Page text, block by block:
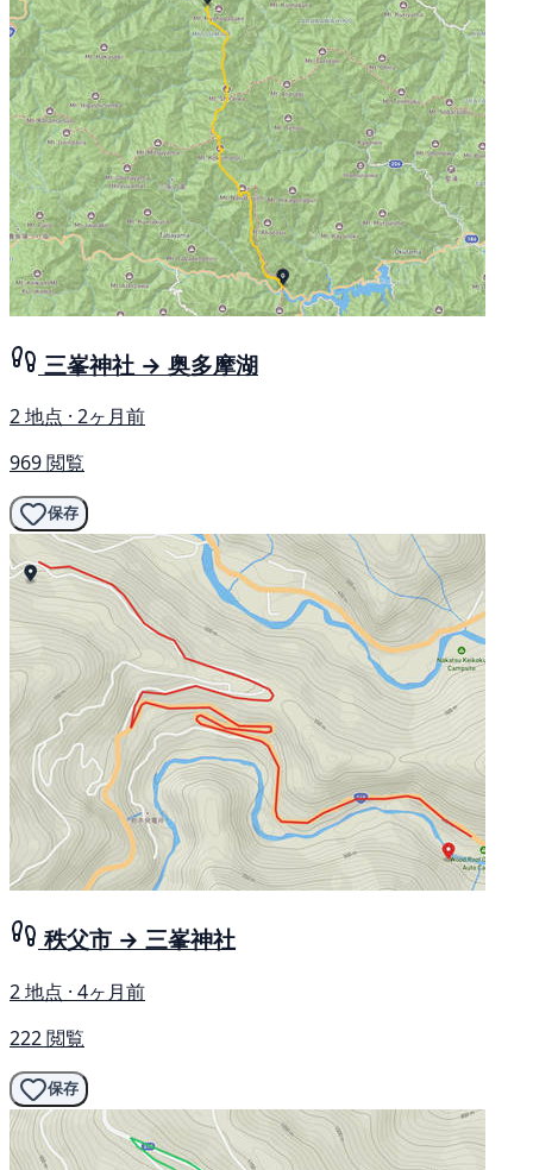
三峯神社 → 奥多摩湖
2 地点 · 2ヶ月前
969 閲覧
保存
秩父市 → 三峯神社
2 地点 · 4ヶ月前
222 閲覧
保存